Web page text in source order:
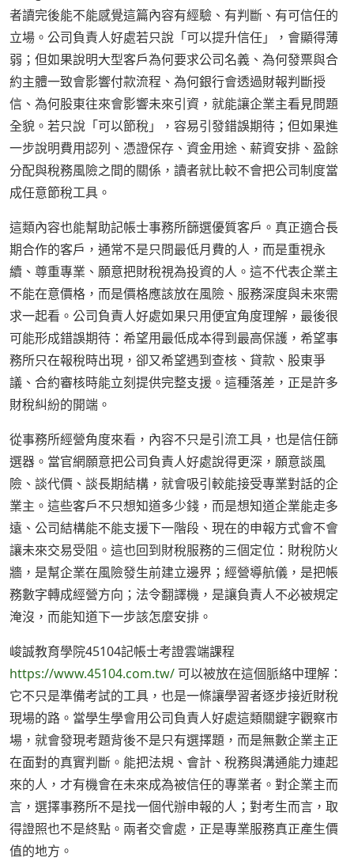
者讀完後能不能感覺這篇內容有經驗、有判斷、有可信任的
立場。公司負責人好處若只說「可以提升信任」，會顯得薄
弱；但如果說明大型客戶為何要求公司名義、為何發票與合
約主體一致會影響付款流程、為何銀行會透過財報判斷授
信、為何股東往來會影響未來引資，就能讓企業主看見問題
全貌。若只說「可以節稅」，容易引發錯誤期待；但如果進
一步說明費用認列、憑證保存、資金用途、薪資安排、盈餘
分配與稅務風險之間的關係，讀者就比較不會把公司制度當
成任意節稅工具。
這類內容也能幫助記帳士事務所篩選優質客戶。真正適合長
期合作的客戶，通常不是只問最低月費的人，而是重視永
續、尊重專業、願意把財稅視為投資的人。這不代表企業主
不能在意價格，而是價格應該放在風險、服務深度與未來需
求一起看。公司負責人好處如果只用便宜角度理解，最後很
可能形成錯誤期待：希望用最低成本得到最高保護，希望事
務所只在報稅時出現，卻又希望遇到查核、貸款、股東爭
議、合約審核時能立刻提供完整支援。這種落差，正是許多
財稅糾紛的開端。
從事務所經營角度來看，內容不只是引流工具，也是信任篩
選器。當官網願意把公司負責人好處說得更深，願意談風
險、談代價、談長期結構，就會吸引較能接受專業對話的企
業主。這些客戶不只想知道多少錢，而是想知道企業能走多
遠、公司結構能不能支援下一階段、現在的申報方式會不會
讓未來交易受阻。這也回到財稅服務的三個定位：財稅防火
牆，是幫企業在風險發生前建立邊界；經營導航儀，是把帳
務數字轉成經營方向；法令翻譯機，是讓負責人不必被規定
淹沒，而能知道下一步該怎麼安排。
峻誠教育學院45104記帳士考證雲端課程
https://www.45104.com.tw/ 可以被放在這個脈絡中理解：
它不只是準備考試的工具，也是一條讓學習者逐步接近財稅
現場的路。當學生學會用公司負責人好處這類關鍵字觀察市
場，就會發現考題背後不是只有選擇題，而是無數企業主正
在面對的真實判斷。能把法規、會計、稅務與溝通能力連起
來的人，才有機會在未來成為被信任的專業者。對企業主而
言，選擇事務所不是找一個代辦申報的人；對考生而言，取
得證照也不是終點。兩者交會處，正是專業服務真正產生價
值的地方。